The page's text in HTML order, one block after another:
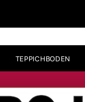
TEPPICHBODEN